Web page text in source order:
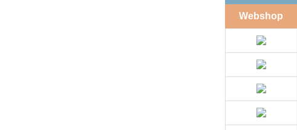
Webshop